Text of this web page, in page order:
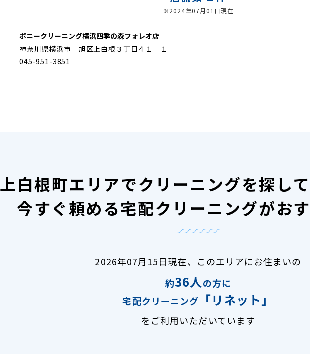
※2024年07月01日現在
ポニークリーニング横浜四季の森フォレオ店
神奈川県横浜市 旭区上白根３丁目４１－１
045-951-3851
上白根町エリアでクリーニングを探し
今すぐ頼める宅配クリーニングがお
2026年07月15日現在、
このエリアにお住まいの
約36人の方に
宅配クリーニング
「リネット」
をご利用いただいています